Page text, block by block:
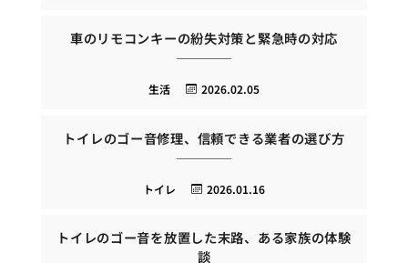
車のリモコンキーの紛失対策と緊急時の対応
2026.02.05
生活
トイレのゴー音修理、信頼できる業者の選び方
2026.01.16
トイレ
トイレのゴー音を放置した末路、ある家族の体験
談